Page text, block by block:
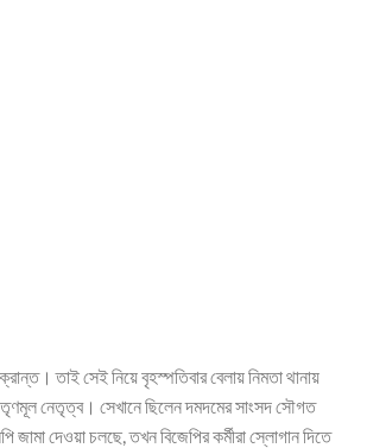
তাই সেই নিয়ে বৃহস্পতিবার বেলায় নিমতা থানায়
তৃণমূল নেতৃত্ব। সেখানে ছিলেন দমদমের সাংসদ সৌগত
জামা দেওয়া চলছে, তখন বিজেপির কর্মীরা স্লোগান দিতে